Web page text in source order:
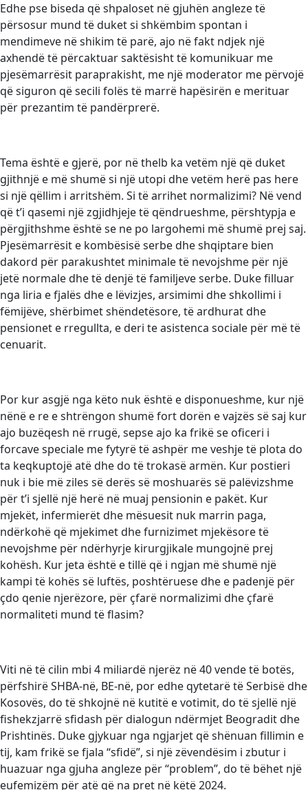
Edhe pse biseda që shpaloset në gjuhën angleze të
përsosur mund të duket si shkëmbim spontan i
mendimeve në shikim të parë, ajo në fakt ndjek një
axhendë të përcaktuar saktësisht të komunikuar me
pjesëmarrësit paraprakisht, me një moderator me përvojë
që siguron që secili folës të marrë hapësirën e merituar
për prezantim të pandërprerë.
Tema është e gjerë, por në thelb ka vetëm një që duket
gjithnjë e më shumë si një utopi dhe vetëm herë pas here
si një qëllim i arritshëm. Si të arrihet normalizimi? Në vend
që t’i qasemi një zgjidhjeje të qëndrueshme, përshtypja e
përgjithshme është se ne po largohemi më shumë prej saj.
Pjesëmarrësit e kombësisë serbe dhe shqiptare bien
dakord për parakushtet minimale të nevojshme për një
jetë normale dhe të denjë të familjeve serbe. Duke filluar
nga liria e fjalës dhe e lëvizjes, arsimimi dhe shkollimi i
fëmijëve, shërbimet shëndetësore, të ardhurat dhe
pensionet e rregullta, e deri te asistenca sociale për më të
cenuarit.
Por kur asgjë nga këto nuk është e disponueshme, kur një
nënë e re e shtrëngon shumë fort dorën e vajzës së saj kur
ajo buzëqesh në rrugë, sepse ajo ka frikë se oficeri i
forcave speciale me fytyrë të ashpër me veshje të plota do
ta keqkuptojë atë dhe do të trokasë armën. Kur postieri
nuk i bie më ziles së derës së moshuarës së palëvizshme
për t’i sjellë një herë në muaj pensionin e pakët. Kur
mjekët, infermierët dhe mësuesit nuk marrin paga,
ndërkohë që mjekimet dhe furnizimet mjekësore të
nevojshme për ndërhyrje kirurgjikale mungojnë prej
kohësh. Kur jeta është e tillë që i ngjan më shumë një
kampi të kohës së luftës, poshtëruese dhe e padenjë për
çdo qenie njerëzore, për çfarë normalizimi dhe çfarë
normaliteti mund të flasim?
Viti në të cilin mbi 4 miliardë njerëz në 40 vende të botës,
përfshirë SHBA-në, BE-në, por edhe qytetarë të Serbisë dhe
Kosovës, do të shkojnë në kutitë e votimit, do të sjellë një
fishekzjarrë sfidash për dialogun ndërmjet Beogradit dhe
Prishtinës. Duke gjykuar nga ngjarjet që shënuan fillimin e
tij, kam frikë se fjala “sfidë”, si një zëvendësim i zbutur i
huazuar nga gjuha angleze për “problem”, do të bëhet një
eufemizëm për atë që na pret në këtë 2024.